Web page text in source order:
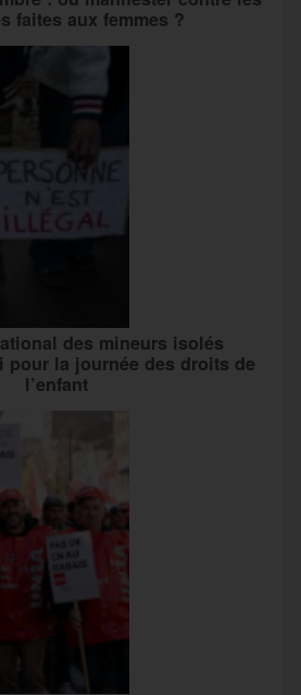
faites aux femmes ?
des mineurs isolés
pour la journée des droits de
l’enfant